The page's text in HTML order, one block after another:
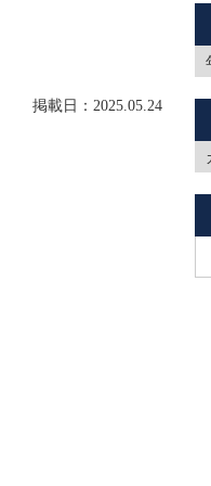
掲載日：2025.05.24